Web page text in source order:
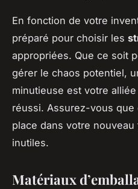
En fonction de votre
préparé pour choisir les
appropriées. Que ce soit
gérer le chaos potentiel,
minutieuse est votre
réussi. Assurez-vous
place dans votre nouveau
inutiles.
Matériaux